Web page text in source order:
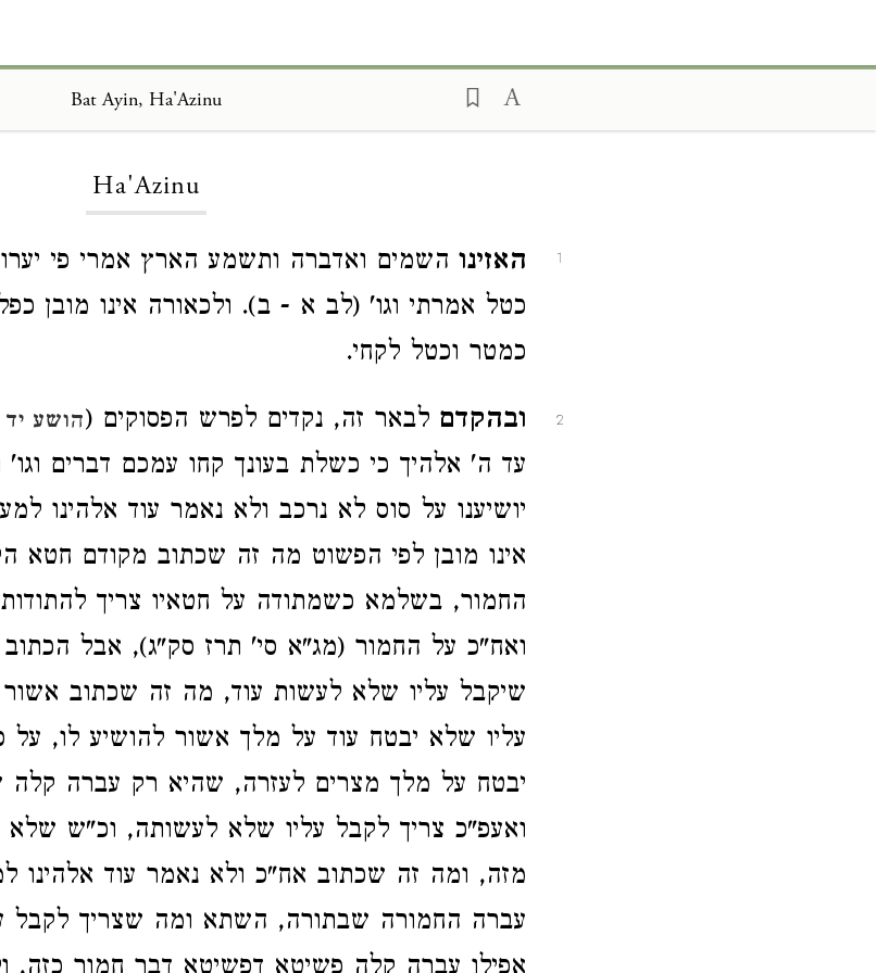
Bat Ayin, Ha'Azinu
Ha'Azinu
1 האזינו השמים ואדברה ותשמע הארץ אמרי פי
כטל אמרתי וגו' (לב א - ב). ולכאורה אינו מובן
כמטר וכטל לקחי.
2 ובהקדם לבאר זה, נקדים לפרש הפסוקים (הושע
עד ה' אלהיך כי כשלת בעונך קחו עמכם דברים
יושיענו על סוס לא נרכב ולא נאמר עוד אלהינו
אינו מובן לפי הפשוט מה זה שכתוב מקודם חטא
החמור, בשלמא כשמתודה על חטאיו צריך
ואח"כ על החמור (מג"א סי' תרז סק"ג), אבל הכתוב
שיקבל עליו שלא לעשות עוד, מה זה שכתוב אשור
עליו שלא יבטח עוד על מלך אשור להושיע לו,
יבטח על מלך מצרים לעזרה, שהיא רק עברה קלה
ואעפ"כ צריך לקבל עליו שלא לעשותה, וכ"ש
מזה, ומה זה שכתוב אח"כ ולא נאמר עוד אלהינו
עברה החמורה שבתורה, השתא ומה שצריך לקבל